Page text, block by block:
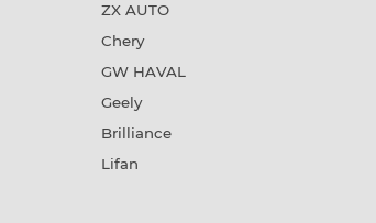
ZX AUTO
Chery
GW HAVAL
Geely
Brilliance
Lifan